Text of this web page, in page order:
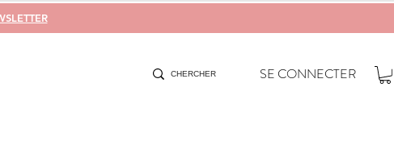
SE CONNECTER